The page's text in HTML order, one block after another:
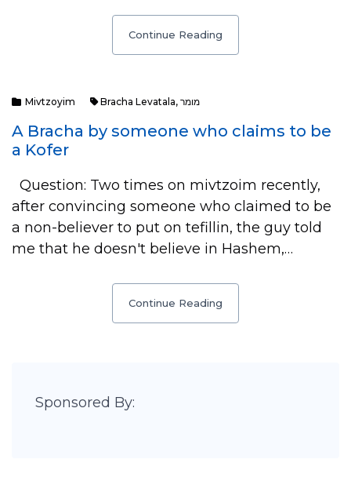
Continue Reading
Mivtzoyim Bracha Levatala, מומר
A Bracha by someone who claims to be
a Kofer
Question: Two times on mivtzoim recently,
after convincing someone who claimed to be
a non-believer to put on tefillin, the guy told
me that he doesn't believe in Hashem,…
Continue Reading
Sponsored By: